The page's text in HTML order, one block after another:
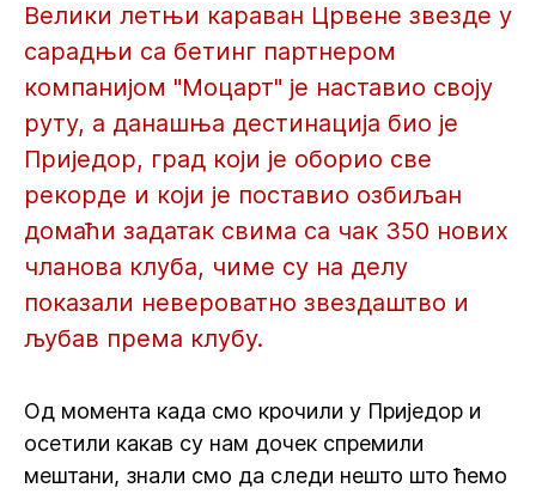
Велики летњи караван Црвене звезде у
сарадњи са бетинг партнером
компанијом "Моцарт" је наставио своју
руту, а данашња дестинација био је
Приједор, град који је оборио све
рекорде и који је поставио озбиљан
домаћи задатак свима са чак 350 нових
чланова клуба, чиме су на делу
показали невероватно звездаштво и
љубав према клубу.
Од момента када смо крочили у Приједор и
осетили какав су нам дочек спремили
мештани, знали смо да следи нешто што ћемо